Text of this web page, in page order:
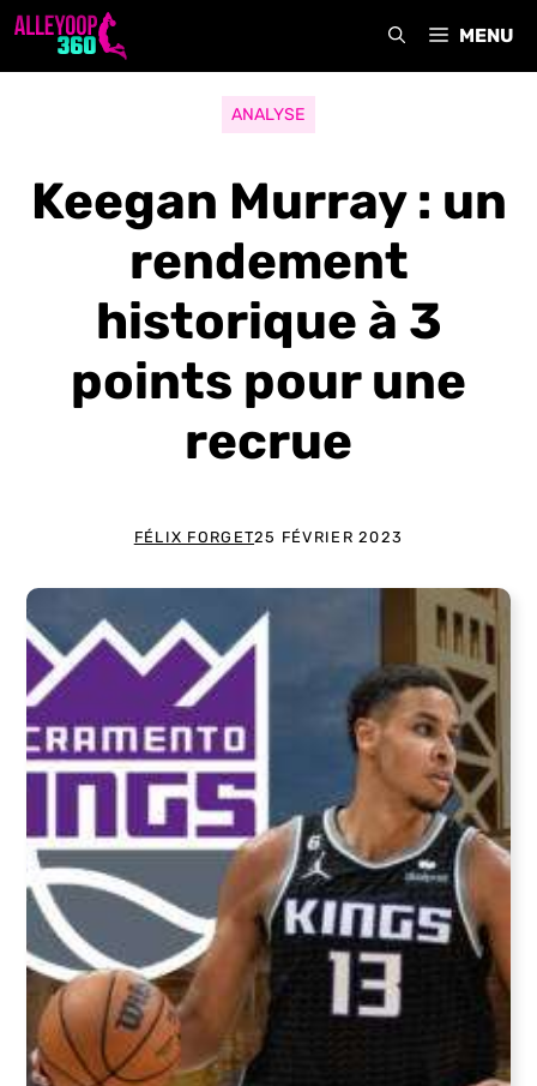
Aller
MENU
ANALYSE
Keegan Murray : un
rendement
historique à 3
points pour une
recrue
FÉLIX FORGET25 FÉVRIER 2023